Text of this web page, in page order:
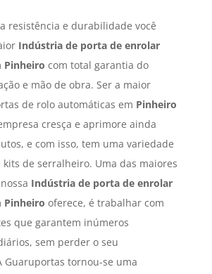
resistência e durabilidade você
Indústria de porta de enrolar
Pinheiro com total garantia do
e mão de obra. Ser a maior
de rolo automáticas em Pinheiro
cresça e aprimore ainda
e com isso, tem uma variedade
kits de serralheiro. Uma das maiores
Indústria de porta de enrolar
Pinheiro oferece, é trabalhar com
que garantem inúmeros
sem perder o seu
Guaruportas tornou-se uma